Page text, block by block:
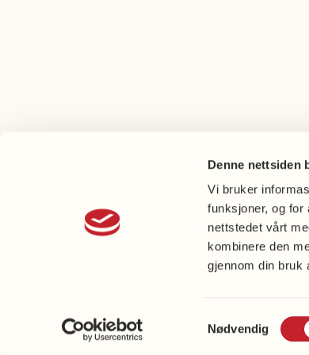
Denne nettsiden
Vi bruker
funksjoner, og for
nettstedet vårt
kombinere den
gjennom din bruk
Samtykkevalg
Nødvendig